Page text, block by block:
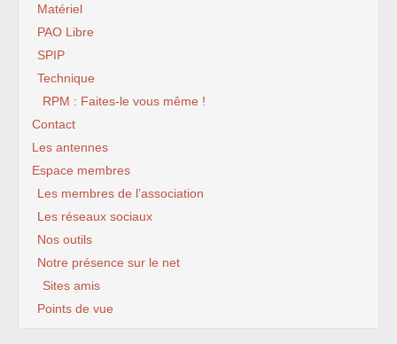
Matériel
PAO Libre
SPIP
Technique
RPM : Faites-le vous même !
Contact
Les antennes
Espace membres
Les membres de l’association
Les réseaux sociaux
Nos outils
Notre présence sur le net
Sites amis
Points de vue